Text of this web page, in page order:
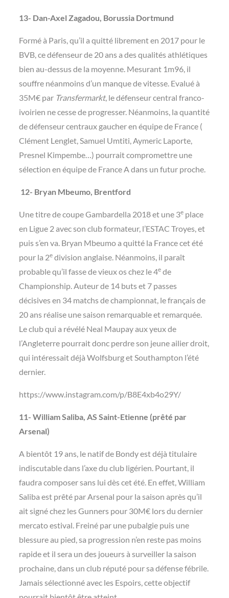
13- Dan-Axel Zagadou, Borussia Dortmund
Formé à Paris, qu’il a quitté librement en 2017 pour le
BVB, ce défenseur de 20 ans a des qualités athlétiques
bien au-dessus de la moyenne. Mesurant 1m96, il
souffre néanmoins d’un manque de vitesse. Evalué à
35M€ par Transfermarkt, le défenseur central franco-
ivoirien ne cesse de progresser. Néanmoins, la quantité
de défenseur centraux gaucher en équipe de France (
Clément Lenglet, Samuel Umtiti, Aymeric Laporte,
Presnel Kimpembe…) pourrait compromettre une
sélection en équipe de France A dans un futur proche.
12- Bryan Mbeumo, Brentford
Une titre de coupe Gambardella 2018 et une 3e place
en Ligue 2 avec son club formateur, l’ESTAC Troyes, et
puis s’en va. Bryan Mbeumo a quitté la France cet été
pour la 2e division anglaise. Néanmoins, il paraît
probable qu’il fasse de vieux os chez le 4e de
Championship. Auteur de 14 buts et 7 passes
décisives en 34 matchs de championnat, le français de
20 ans réalise une saison remarquable et remarquée.
Le club qui a révélé Neal Maupay aux yeux de
l’Angleterre pourrait donc perdre son jeune ailier droit,
qui intéressait déjà Wolfsburg et Southampton l’été
dernier.
https://www.instagram.com/p/B8E4xb4o29Y/
11- William Saliba, AS Saint-Etienne (prêté par
Arsenal)
A bientôt 19 ans, le natif de Bondy est déjà titulaire
indiscutable dans l’axe du club ligérien. Pourtant, il
faudra composer sans lui dès cet été. En effet, William
Saliba est prêté par Arsenal pour la saison après qu’il
ait signé chez les Gunners pour 30M€ lors du dernier
mercato estival. Freiné par une pubalgie puis une
blessure au pied, sa progression n’en reste pas moins
rapide et il sera un des joueurs à surveiller la saison
prochaine, dans un club réputé pour sa défense fébrile.
Jamais sélectionné avec les Espoirs, cette objectif